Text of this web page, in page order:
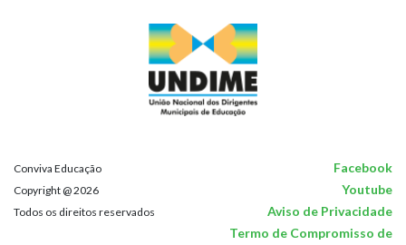
Conviva Educação Facebook
Copyright @ 2026 Youtube
Todos os direitos reservados
Aviso de Privacidade
Termo de Compromisso de